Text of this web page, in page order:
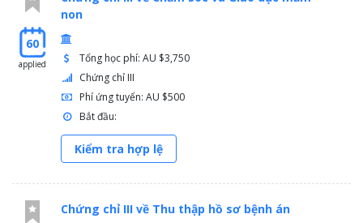
60
applied
non
Tổng học phí: AU $3,750
Chứng chỉ III
Phí ứng tuyển: AU $500
Bắt đầu:
Kiểm tra hợp lệ
Chứng chỉ III về Thu thập hồ sơ bệnh án